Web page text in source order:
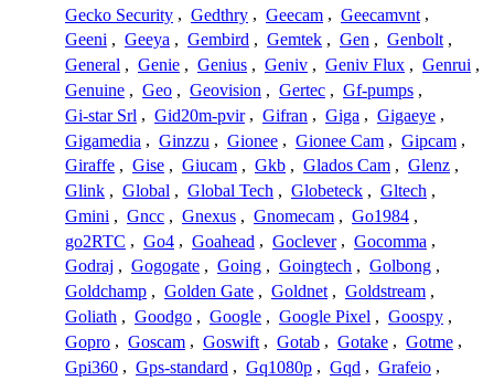
Gecko Security , Gedthry , Geecam , Geecamvnt ,
Geeni , Geeya , Gembird , Gemtek , Gen , Genbolt ,
General , Genie , Genius , Geniv , Geniv Flux , Genrui ,
Genuine , Geo , Geovision , Gertec , Gf-pumps ,
Gi-star Srl , Gid20m-pvir , Gifran , Giga , Gigaeye ,
Gigamedia , Ginzzu , Gionee , Gionee Cam , Gipcam ,
Giraffe , Gise , Giucam , Gkb , Glados Cam , Glenz ,
Glink , Global , Global Tech , Globeteck , Gltech ,
Gmini , Gncc , Gnexus , Gnomecam , Go1984 ,
go2RTC , Go4 , Goahead , Goclever , Gocomma ,
Godraj , Gogogate , Going , Goingtech , Golbong ,
Goldchamp , Golden Gate , Goldnet , Goldstream ,
Goliath , Goodgo , Google , Google Pixel , Goospy ,
Gopro , Goscam , Goswift , Gotab , Gotake , Gotme ,
Gpi360 , Gps-standard , Gq1080p , Gqd , Grafeio ,